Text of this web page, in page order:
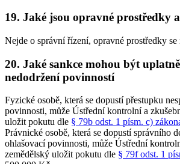
19. Jaké jsou opravné prostředky
Nejde o správní řízení, opravné prostředky se
20. Jaké sankce mohou být
nedodržení povinností
Fyzické osobě, která se dopustí přestupku
povinnosti, může Ústřední kontrolní a
uložit pokutu dle § 79b odst. 1 písm. c)
Právnické osobě, která se dopustí správního
ohlašovací povinnosti, může Ústřední
zemědělský uložit pokutu dle § 79f odst. 1